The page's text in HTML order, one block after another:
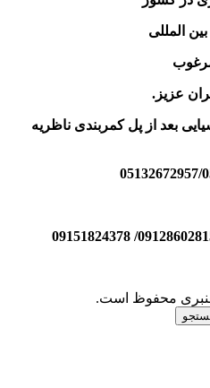
المللی
عزیز .
بعد از پل کمربندی ناظریه
محفوظ است.